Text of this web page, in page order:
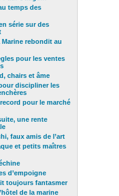
temps des
série sur des
Marine rebondit au
pour les ventes
chairs et âme
discipliner les
record pour le marché
une rente
faux amis de l’art
et petits maîtres
d’empoigne
toujours fantasmer
de la marine